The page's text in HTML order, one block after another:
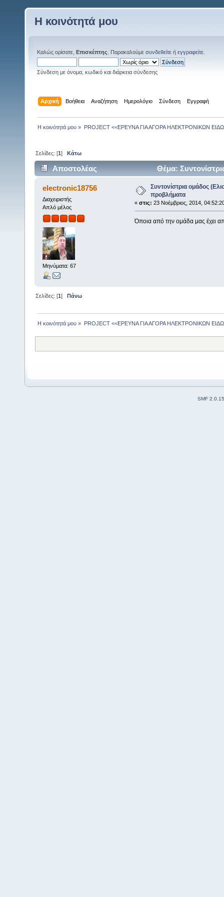
Η κοινότητά μου
Καλώς ορίσατε, Επισκέπτης . Παρακαλούμε συνδεθείτε ή εγγραφείτε
Σύνδεση με όνομα, κωδικό και διάρκεια σύνδεσης
Αρχική Βοήθεια Αναζήτηση Ημερολόγιο Σύνδεση Εγγραφή
Η κοινότητά μου » PROJECT <<ΕΡΕΥΝΑ ΓΙΑ ΑΓΟΡΑ ΗΛΕΚΤΡΟΝΙΚΩΝ
Σελίδες: [1]Κάτω
Αποστολέας
Θέμα:
(Αναγνώστηκε 5169 φορές)
electronic18756
Διαχειριστής
Απλό μέλος
Μηνύματα: 67
Συντονίστρια ομάδος
προβλήματα
« στις: 23 Νοέμβριος, 2014,
Όποια από την ομάδα μας έχει
Σελίδες: [1]Πάνω
Η κοινότητά μου » PROJECT <<ΕΡΕΥΝΑ ΓΙΑ ΑΓΟΡΑ ΗΛΕΚΤΡΟΝΙΚΩΝ
SMF 2.0.15